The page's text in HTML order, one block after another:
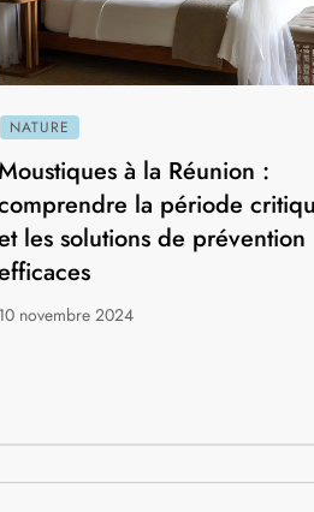
NATURE